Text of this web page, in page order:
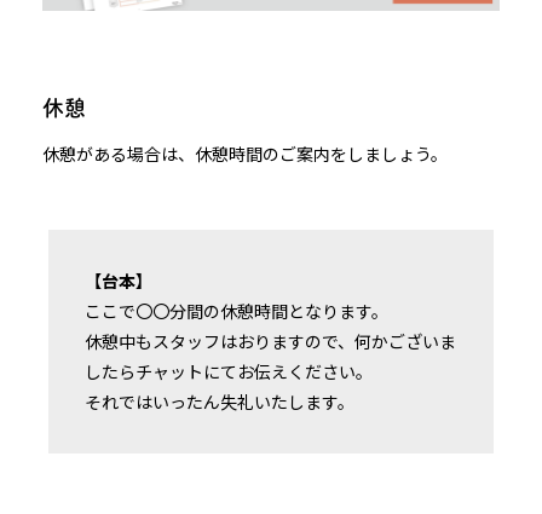
休憩
休憩がある場合は、休憩時間のご案内をしましょう。
【台本】
ここで〇〇分間の休憩時間となります。
休憩中もスタッフはおりますので、何かございま
したらチャットにてお伝えください。
それではいったん失礼いたします。